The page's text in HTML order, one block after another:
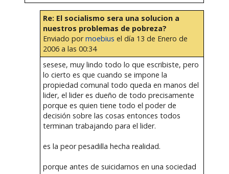
Re: El socialismo sera una solucion a
nuestros problemas de pobreza?
Enviado pormoebius el día 13 de Enero de
2006 a las 00:34
sesese, muy lindo todo lo que escribiste, pero
lo cierto es que cuando se impone la
propiedad comunal todo queda en manos del
lider, el lider es dueño de todo precisamente
porque es quien tiene todo el poder de
decisión sobre las cosas entonces todos
terminan trabajando para el lider.
es la peor pesadilla hecha realidad.
porque antes de suicidarnos en una sociedad